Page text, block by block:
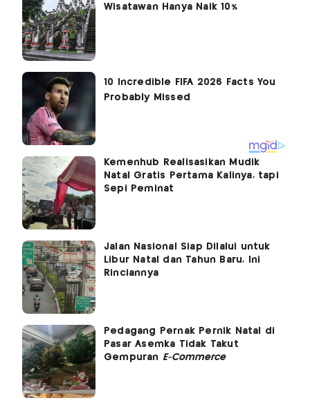
Wisatawan Hanya Naik 10%
Kemenhub Realisasikan Mudik
Natal Gratis Pertama Kalinya, tapi
Sepi Peminat
Jalan Nasional Siap Dilalui untuk
Libur Natal dan Tahun Baru, Ini
Rinciannya
Pedagang Pernak Pernik Natal di
Pasar Asemka Tidak Takut
Gempuran E-Commerce